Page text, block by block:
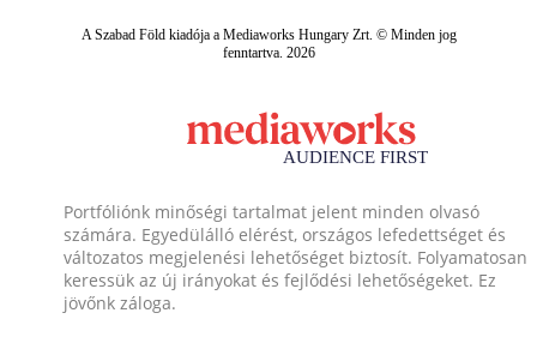
A Szabad Föld kiadója a Mediaworks Hungary Zrt. © Minden jog
fenntartva. 2026
Portfóliónk minőségi tartalmat jelent minden olvasó
számára. Egyedülálló elérést, országos lefedettséget és
változatos megjelenési lehetőséget biztosít. Folyamatosan
keressük az új irányokat és fejlődési lehetőségeket. Ez
jövőnk záloga.